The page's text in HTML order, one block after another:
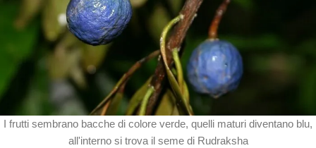
I frutti sembrano bacche di colore verde, quelli maturi diventano blu,
all'interno si trova il seme di Rudraksha